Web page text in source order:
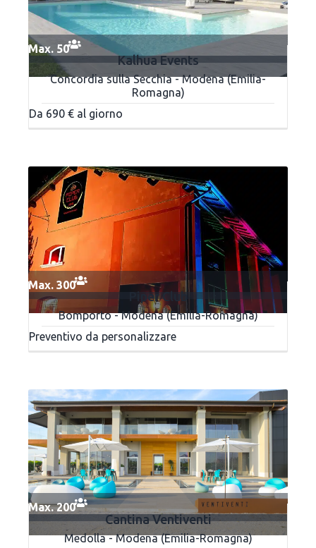
Max. 50
Kalhua Events
Concordia sulla Secchia - Modena (Emilia-
Romagna)
Da 690 € al giorno
Max. 300
Piper Club
Bomporto - Modena (Emilia-Romagna)
Preventivo da personalizzare
Max. 200
Cantina Ventiventi
Medolla - Modena (Emilia-Romagna)